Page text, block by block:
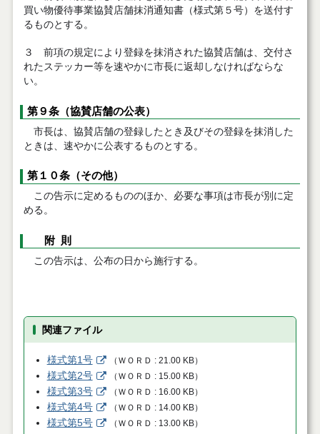
買い物優待事業協賛店舗抹消通知書（様式第５号）を送付す
るものとする。
３ 前項の規定により登録を抹消された協賛店舗は、交付さ
れたステッカー等を速やかに市長に返却しなければならな
い。
第９条（協賛店舗の公表）
市長は、協賛店舗の登録したとき及びその登録を抹消した
ときは、速やかに公表するものとする。
第１０条（その他）
この告示に定めるもののほか、必要な事項は市長が別に定
める。
附 則
この告示は、公布の日から施行する。
関連ファイル
様式第1号 （ ＷＯＲＤ 21.00 KB）
様式第2号 （ ＷＯＲＤ 15.00 KB）
様式第3号 （ ＷＯＲＤ 16.00 KB）
様式第4号 （ ＷＯＲＤ 14.00 KB）
様式第5号 （ ＷＯＲＤ 13.00 KB）